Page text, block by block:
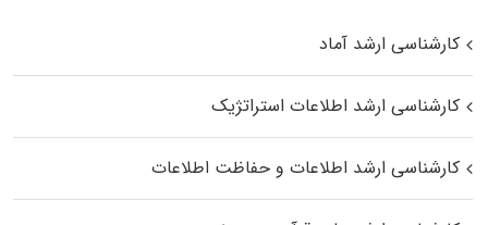
کارشناسی ارشد آماد
کارشناسی ارشد اطلاعات استراتژیک
کارشناسی ارشد اطلاعات و حفاظت اطلاعات